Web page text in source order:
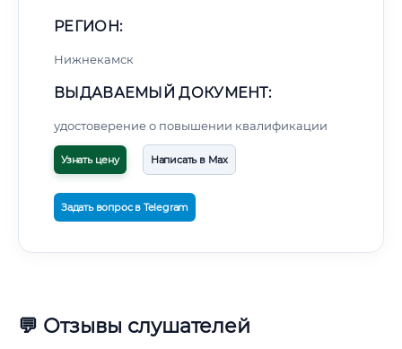
РЕГИОН:
Нижнекамск
ВЫДАВАЕМЫЙ ДОКУМЕНТ:
удостоверение о повышении квалификации
Узнать цену Написать в Max
Задать вопрос в Telegram
💬 Отзывы слушателей